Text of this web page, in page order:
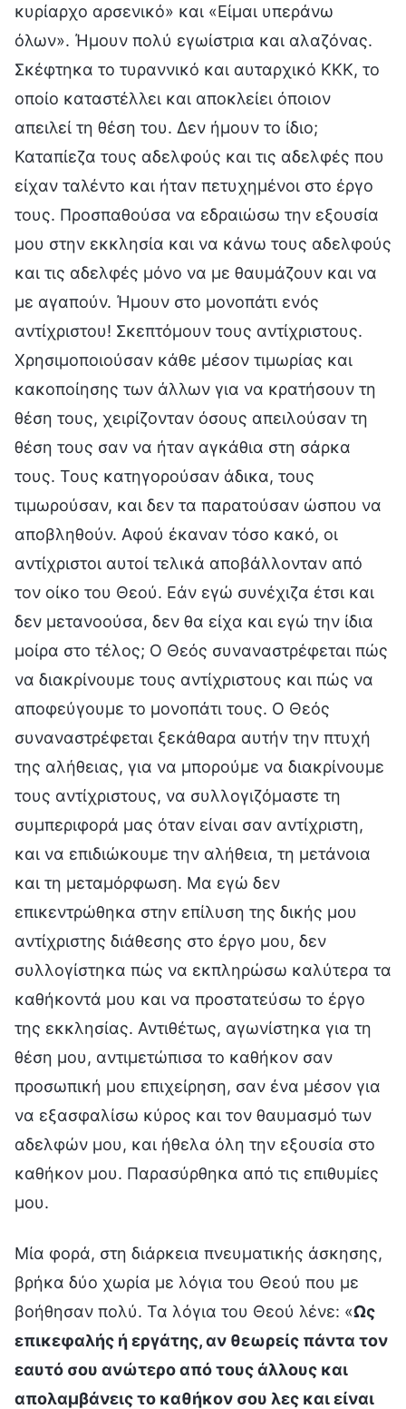
κυρίαρχο αρσενικό» και «Είμαι υπεράνω
όλων». Ήμουν πολύ εγωίστρια και αλαζόνας.
Σκέφτηκα το τυραννικό και αυταρχικό ΚΚΚ, το
οποίο καταστέλλει και αποκλείει όποιον
απειλεί τη θέση του. Δεν ήμουν το ίδιο;
Καταπίεζα τους αδελφούς και τις αδελφές που
είχαν ταλέντο και ήταν πετυχημένοι στο έργο
τους. Προσπαθούσα να εδραιώσω την εξουσία
μου στην εκκλησία και να κάνω τους αδελφούς
και τις αδελφές μόνο να με θαυμάζουν και να
με αγαπούν. Ήμουν στο μονοπάτι ενός
αντίχριστου! Σκεπτόμουν τους αντίχριστους.
Χρησιμοποιούσαν κάθε μέσον τιμωρίας και
κακοποίησης των άλλων για να κρατήσουν τη
θέση τους, χειρίζονταν όσους απειλούσαν τη
θέση τους σαν να ήταν αγκάθια στη σάρκα
τους. Τους κατηγορούσαν άδικα, τους
τιμωρούσαν, και δεν τα παρατούσαν ώσπου να
αποβληθούν. Αφού έκαναν τόσο κακό, οι
αντίχριστοι αυτοί τελικά αποβάλλονταν από
τον οίκο του Θεού. Εάν εγώ συνέχιζα έτσι και
δεν μετανοούσα, δεν θα είχα και εγώ την ίδια
μοίρα στο τέλος; Ο Θεός συναναστρέφεται πώς
να διακρίνουμε τους αντίχριστους και πώς να
αποφεύγουμε το μονοπάτι τους. Ο Θεός
συναναστρέφεται ξεκάθαρα αυτήν την πτυχή
της αλήθειας, για να μπορούμε να διακρίνουμε
τους αντίχριστους, να συλλογιζόμαστε τη
συμπεριφορά μας όταν είναι σαν αντίχριστη,
και να επιδιώκουμε την αλήθεια, τη μετάνοια
και τη μεταμόρφωση. Μα εγώ δεν
επικεντρώθηκα στην επίλυση της δικής μου
αντίχριστης διάθεσης στο έργο μου, δεν
συλλογίστηκα πώς να εκπληρώσω καλύτερα τα
καθήκοντά μου και να προστατεύσω το έργο
της εκκλησίας. Αντιθέτως, αγωνίστηκα για τη
θέση μου, αντιμετώπισα το καθήκον σαν
προσωπική μου επιχείρηση, σαν ένα μέσον για
να εξασφαλίσω κύρος και τον θαυμασμό των
αδελφών μου, και ήθελα όλη την εξουσία στο
καθήκον μου. Παρασύρθηκα από τις επιθυμίες
μου.
Μία φορά, στη διάρκεια πνευματικής άσκησης,
βρήκα δύο χωρία με λόγια του Θεού που με
βοήθησαν πολύ. Τα λόγια του Θεού λένε: «Ως
επικεφαλής ή εργάτης, αν θεωρείς πάντα τον
εαυτό σου ανώτερο από τους άλλους και
απολαμβάνεις το καθήκον σου λες και είναι